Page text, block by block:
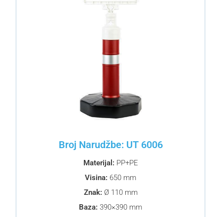
Broj Narudžbe: UT 6006
Materijal: PP+PE
Visina: 650 mm
Znak: Ø 110 mm
Baza: 390×390 mm